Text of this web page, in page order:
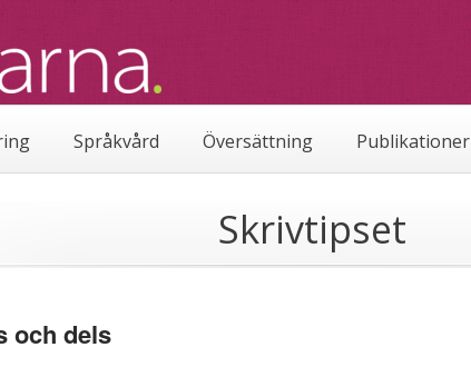
Språkvård Översättning Publikationer
Skrivtipset
och dels